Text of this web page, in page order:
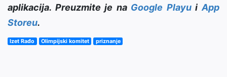
aplikacija. Preuzmite je na Google PlayuiApp
Storeu.
Izet Rađo Olimpijski komitet priznanje